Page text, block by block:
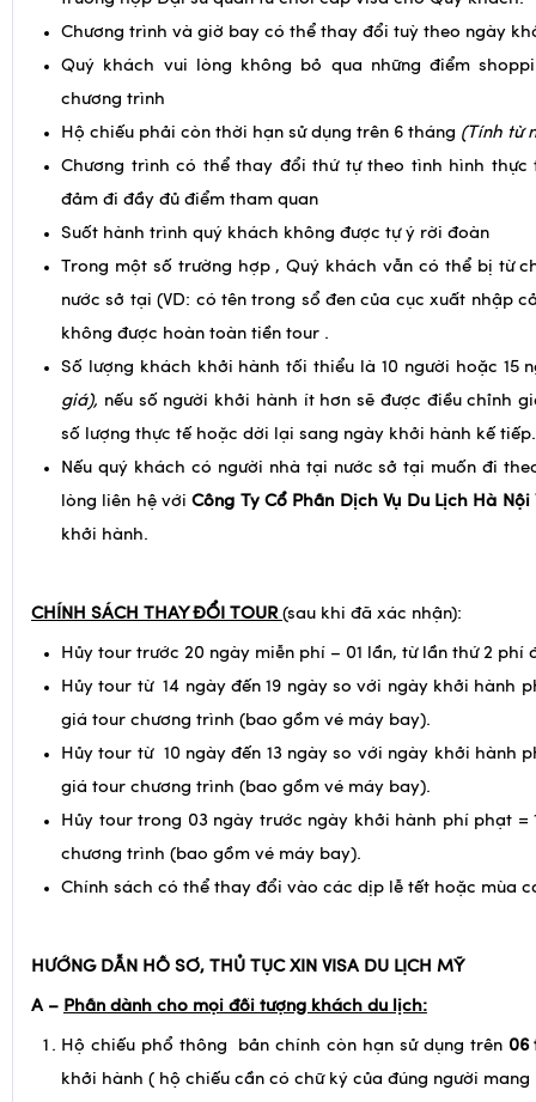
trường hợp Đại sứ quán từ chối cấp visa cho Quý khách.
Chương trình và giờ bay có thể thay đổi tuỳ theo ngày
Quý khách vui lòng không bỏ qua những điểm
chương trình
Hộ chiếu phải còn thời hạn sử dụng trên 6 tháng(Tính từ
Chương trình có thể thay đổi thứ tự theo tình hình thực
đảm đi đầy đủ điểm tham quan
Suốt hành trình quý khách không được tự ý rời đoàn
Trong một số trường hợp , Quý khách vẫn có thể bị từ
nước sở tại (VD: có tên trong sổ đen của cục xuất nhập
không được hoàn toàn tiền tour .
Số lượng khách khởi hành tối thiểu là 10 người hoặc 15
giá),
nếu số người khởi hành ít hơn sẽ được điều chỉnh
số lượng thực tế hoặc dời lại sang ngày khởi hành kế tiếp.
Nếu quý khách có người nhà tại nước sở tại muốn đi
lòng liên hệ với
Hủy tour trước 20 ngày miễn phí – 01 lần, từ lần thứ 2 phí
Hủy tour từ 14 ngày đến 19 ngày so với ngày khởi hành
giá tour chương trình (bao gồm vé máy bay).
Hủy tour từ 10 ngày đến 13 ngày so với ngày khởi hành
giá tour chương trình (bao gồm vé máy bay).
Hủy tour trong 03 ngày trước ngày khởi hành phí phạt =
chương trình (bao gồm vé máy bay).
Hộ chiếu phổ thông bản chính còn hạn sử dụng trên